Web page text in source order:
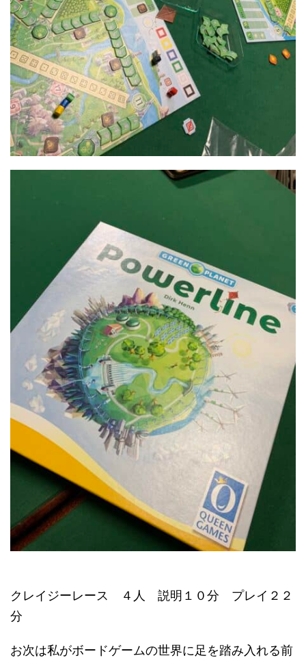
クレイジーレース ４人 説明１０分 プレイ２２
分
お次は私がボードゲームの世界に足を踏み入れる前